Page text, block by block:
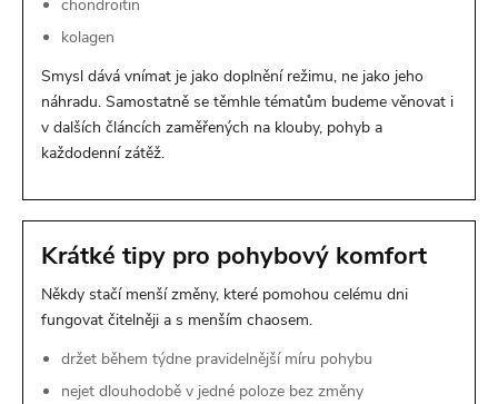
chondroitin
kolagen
Smysl dává vnímat je jako doplnění režimu, ne jako jeho
náhradu. Samostatně se těmhle tématům budeme věnovat i
v dalších článcích zaměřených na klouby, pohyb a
každodenní zátěž.
Krátké tipy pro pohybový komfort
Někdy stačí menší změny, které pomohou celému dni
fungovat čitelněji a s menším chaosem.
držet během týdne pravidelnější míru pohybu
nejet dlouhodobě v jedné poloze bez změny